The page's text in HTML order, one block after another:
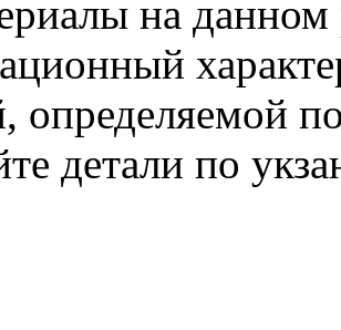
на данном
определяемой
детали по